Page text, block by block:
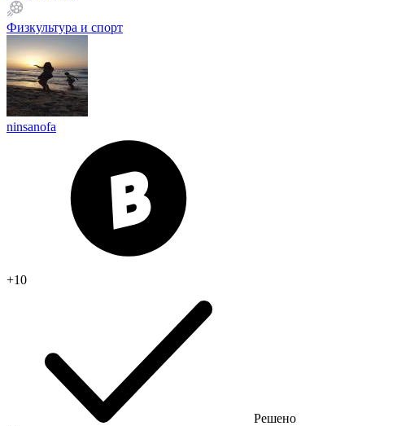
Физкультура и спорт
ninsanofa
+10
Решено